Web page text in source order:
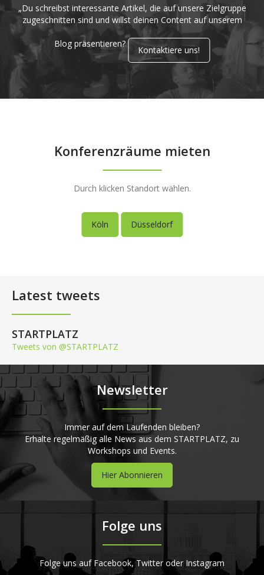
„Du schreibst interessante Artikel, die auf unsere Zielgruppe
zugeschnitten sind und willst deinen Content auf unserem
Blog präsentieren?
Kontaktiere uns!
Konferenzräume mieten
Durch klicken Standort wählen.
Köln Düsseldorf
Latest tweets
STARTPLATZ
Tweets von @STARTPLATZ
Newsletter
Immer auf dem Laufenden bleiben?
Erhalte regelmäßig alle News aus dem STARTPLATZ, zu
Workshops und Events.
Hier Abonnieren
Folge uns
Folge uns auf Facebook, Twitter oder Instagram